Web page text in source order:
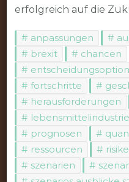
erfolgreich auf die
anpassungen
brexit
chancen
fortschritte
herausforderungen
lebensmittelindustrie
prognosen
ressourcen
szenarien